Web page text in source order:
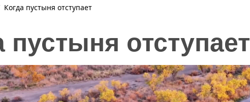
Когда пустыня отступает
пустыня отступает